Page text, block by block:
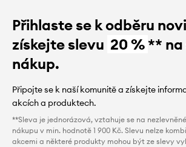
Přihlaste se k odběru
získejte slevu 20 %** na
nákup.
Připojte se k naší komunitě a získejte
akcích a produktech.
**Sleva je jednorázová, vztahuje se na
nákupu v min. hodnotě 1 900 Kč. Slevu nelze
akcemi a některé produkty mohou být ze slevy